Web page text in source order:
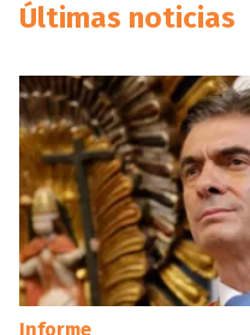
Últimas noticias
Informe